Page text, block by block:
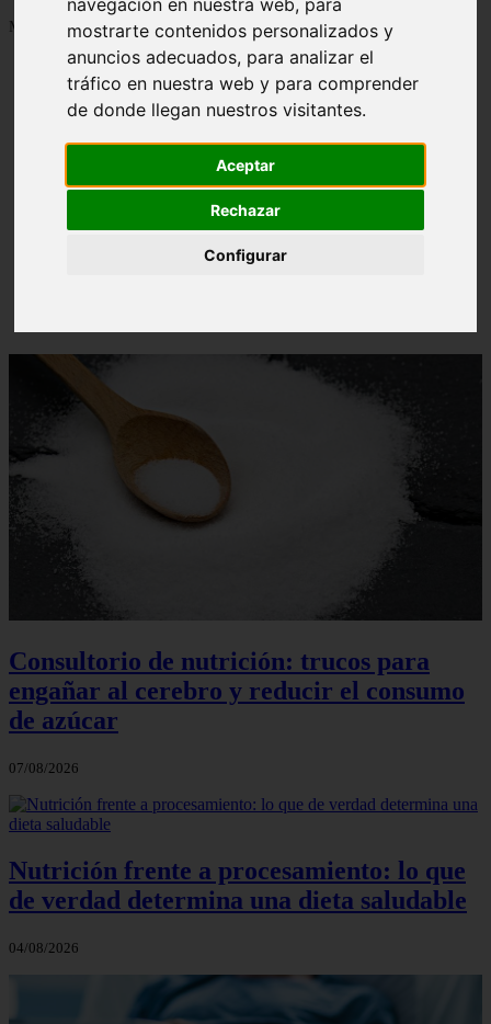
mostrarte contenidos personalizados y
anuncios adecuados, para analizar el
tráfico en nuestra web y para comprender
de donde llegan nuestros visitantes.
Aceptar
Rechazar
Configurar
Mostrando 1 - 24 de 1288 artículos
Contraindicaciones del espino amarillo: conocelas
ahora
Consultorio de nutrición: trucos para
engañar al cerebro y reducir el consumo
de azúcar
07/08/2026
Nutrición frente a procesamiento: lo que
de verdad determina una dieta saludable
04/08/2026